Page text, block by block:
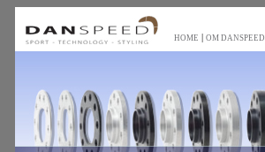
HOME OM DANSPEED